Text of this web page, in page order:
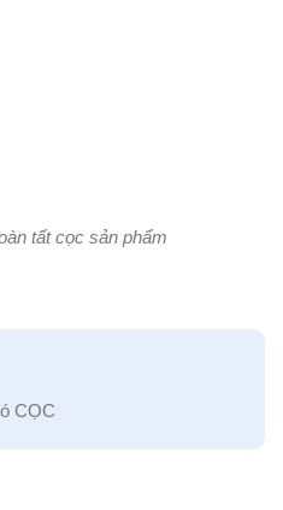
tất cọc sản phẩm
CỌC